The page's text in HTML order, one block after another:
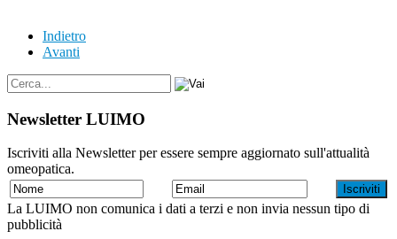
Indietro
Avanti
Newsletter LUIMO
Iscriviti alla Newsletter per essere sempre aggiornato sull'attualità
omeopatica.
La LUIMO non comunica i dati a terzi e non invia nessun tipo di
pubblicità